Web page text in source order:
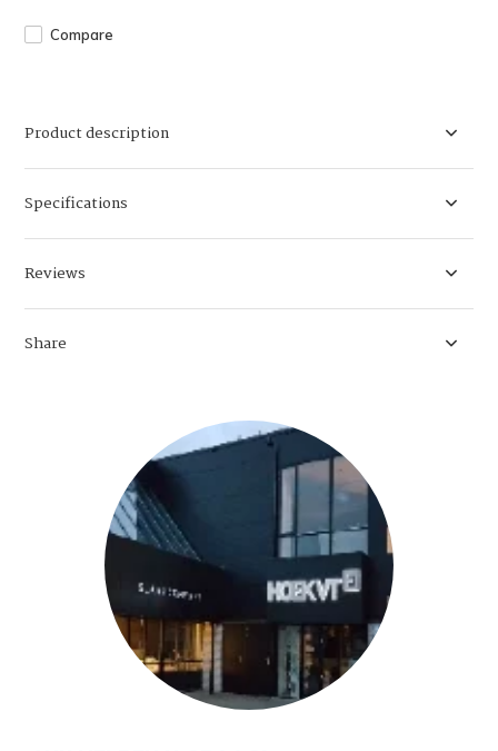
Compare
Product description
Specifications
Reviews
Share